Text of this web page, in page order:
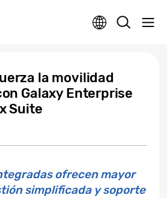
la movilidad
Galaxy Enterprise
Suite
ofrecen mayor
simplificada y soporte